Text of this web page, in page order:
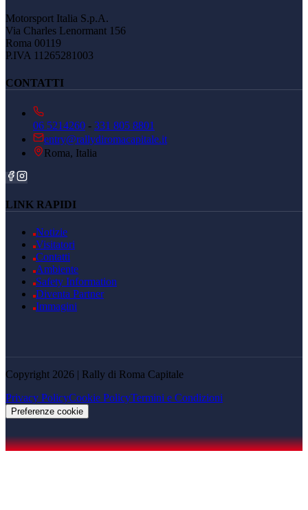
Motorsport Italia S.p.A.
Via Charles Lenormant 156
Roma 00119
P.IVA 11265281003
CONTATTI
06 5214260 - 331 805 8801
entry@rallydiromacapitale.it
Roma, Italia
LINK RAPIDI
Notizie
Visitatori
Contatti
Ambiente
Safety Information
Diventa Partner
Immagini
Copyright 2026 | Rally di Roma Capitale
Privacy PolicyCookie PolicyTermini e Condizioni
Preferenze cookie